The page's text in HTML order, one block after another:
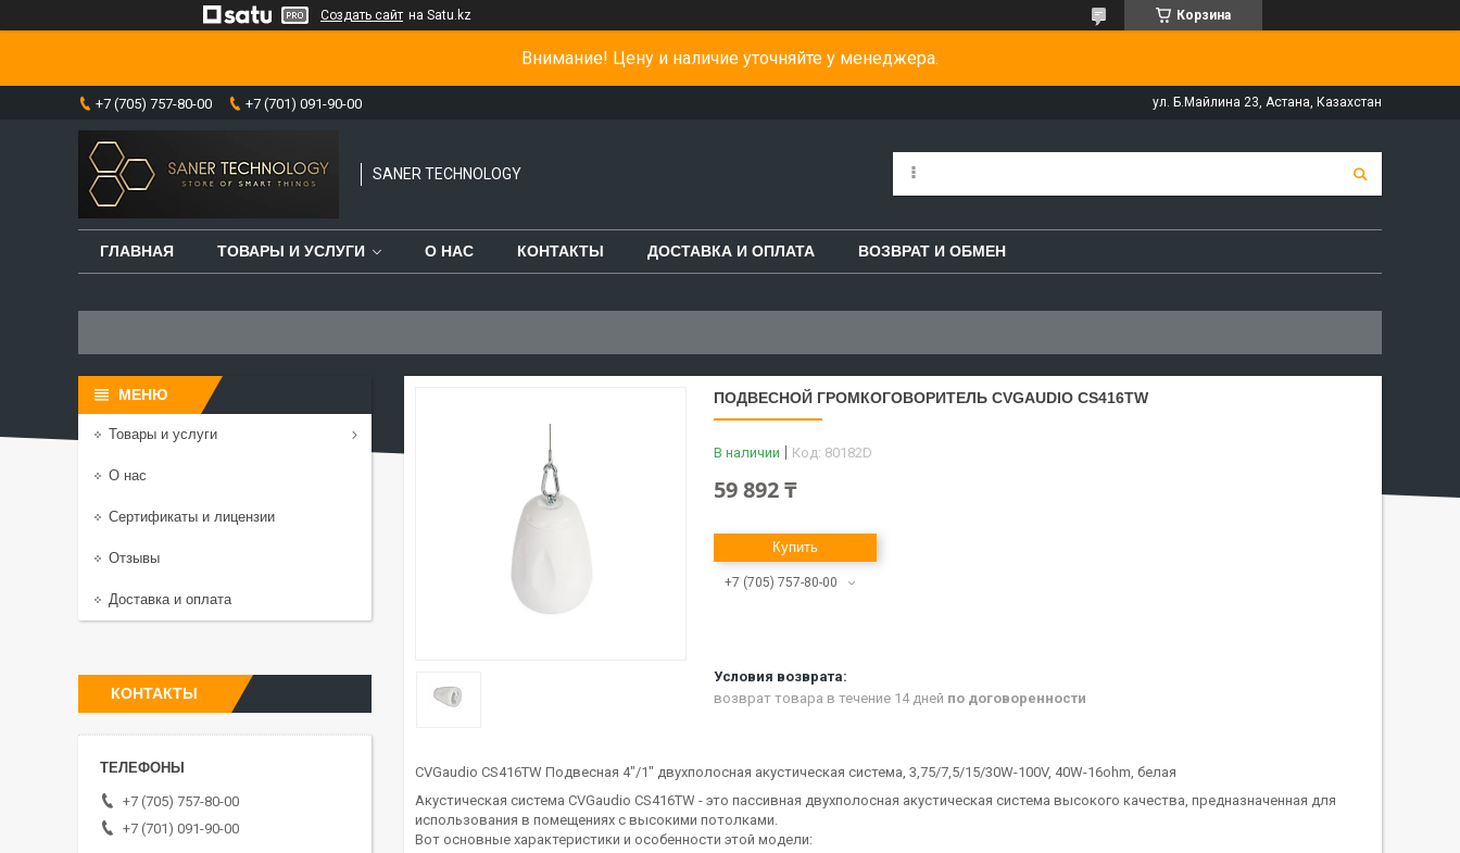
Создать сайт на Satu.kz Корзина
Внимание! Цену и наличие уточняйте у менеджера.
+7 (705) 757-80-00 +7 (701) 091-90-00 ул. Б.Майлина 23, Астана, Казахстан
SANER TECHNOLOGY
ГЛАВНАЯ ТОВАРЫ И УСЛУГИ О НАС КОНТАКТЫ ДОСТАВКА И ОПЛАТА ВОЗВРАТ И ОБМЕН
ПОДВЕСНОЙ ГРОМКОГОВОРИТЕЛЬ CVGAUDIO CS416TW
В наличии Код: 80182D
59 892 ₸
Купить
+7 (705) 757-80-00
возврат товара в течение 14 дней по договоренности
CVGaudio CS416TW Подвесная 4"/1" двухполосная акустическая система, 3,75/7,5/15/30W-100V, 40W-16ohm, белая
Акустическая система CVGaudio CS416TW - это пассивная двухполосная акустическая система высокого качества, предназначенная для
использования в помещениях с высокими потолками.
Вот основные характеристики и особенности этой модели:
Товары и услуги
О нас
Сертификаты и лицензии
Отзывы
Доставка и оплата
КОНТАКТЫ
+7 (705) 757-80-00
+7 (701) 091-90-00